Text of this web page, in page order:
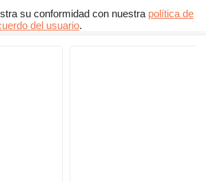
su conformidad con nuestra política de
del usuario.